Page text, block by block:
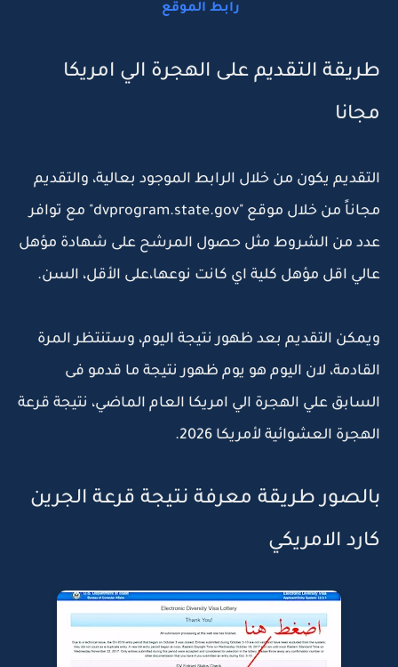
رابط الموقع
طريقة التقديم على الهجرة الي امريكا
مجانا
التقديم يكون من خلال الرابط الموجود بعالية، والتقديم
مجاناً من خلال موقع "dvprogram.state.gov" مع توافر
عدد من الشروط مثل حصول المرشح على شهادة مؤهل
عالي اقل مؤهل كلية اي كانت نوعها،على الأقل، السن.
ويمكن التقديم بعد ظهور نتيجة اليوم، وستنتظر المرة
القادمة، لان اليوم هو يوم ظهور نتيجة ما قدمو فى
السابق علي الهجرة الي امريكا العام الماضي، نتيجة قرعة
الهجرة العشوائية لأمريكا 2026.
بالصور طريقة معرفة نتيجة قرعة الجرين
كارد الامريكي